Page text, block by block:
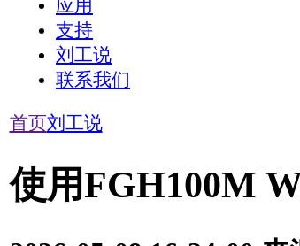
刘工说
联系我们
刘工说
使用FGH100M Wi-Fi
2026-05-09 16:34:00 华
本文对使用移远通信的FGH100M Wi-Fi